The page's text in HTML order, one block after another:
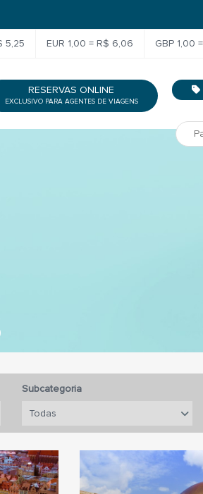
5,25 EUR 1,00 = R$ 6,06 GBP 1,00
RESERVAS ONLINE
EXCLUSIVO PARA AGENTES DE VIAGENS
Subcategoria